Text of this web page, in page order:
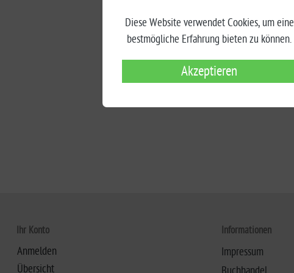
Ihr Konto
Anmelden
Übersicht
Informationen
Impressum
Diese Website verwendet Cookies, um eine
bestmögliche Erfahrung bieten zu können.
Akzeptieren